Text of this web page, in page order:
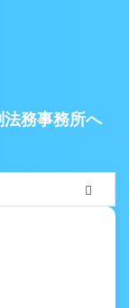
務事務所へ